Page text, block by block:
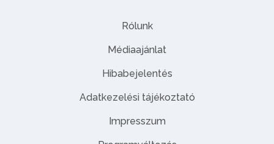
Rólunk
Médiaajánlat
Hibabejelentés
Adatkezelési tájékoztató
Impresszum